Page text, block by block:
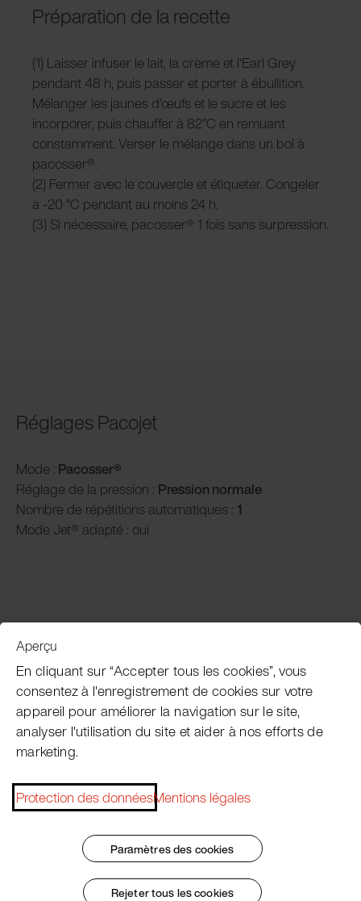
Préparation de la recette
(1) Laisser infuser le lait, la crème et l'Earl Grey
pendant 48 h, puis passer et porter à ébullition.
Mélanger les jaunes d'œufs et le sucre et les
incorporer, puis chauffer à 82°C en remuant
constamment. Verser le mélange dans un bol à
pacosser®.
(2) Fermer avec le couvercle et étiqueter. Congeler
à -20 °C pendant au moins 24 h.
(3) Si nécessaire, pacosser® 1 fois sans surpression.
Réglages Pacojet
Mode : Pacosser®
Réglage de la pression : Pression normale
Nombre de répétitions automatiques : 1
Mode Jet® adapté : oui
Service clientèle
Subscribe Pacojet Newsletter
Would you like to be regularly updated on news, event
Conditions Générales Protection des données
Aperçu
En cliquant sur “Accepter tous les cookies”, vous
consentez à l'enregistrement de cookies sur votre
appareil pour améliorer la navigation sur le site,
analyser l'utilisation du site et aider à nos efforts de
marketing.
Protection des donnéesMentions légales
Paramètres des cookies
Rejeter tous les cookies